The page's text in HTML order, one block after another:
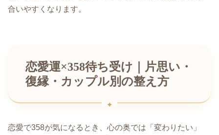
合いやすくなります。
恋愛運×358待ち受け｜片思い・
復縁・カップル別の整え方
恋愛で358が気になるとき、心の奥では「変わりたい」